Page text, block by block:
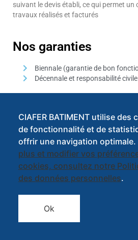
suivant le devis établi, ce qui permet
travaux réalisés et facturés
Nos garanties
Biennale (garantie de bon
Décennale et responsabilité civile
CIAFER Bâtiment – 5 B Place Roger
l’ISLE – Tél : 05.53.54.52.06 – Fax :
CIAFER BATIMENT utilise des
de fonctionnalité et de
offrir une navigation optimale.
plus et modifier vos
cookies, consultez notre
des données personnelles.
Ok